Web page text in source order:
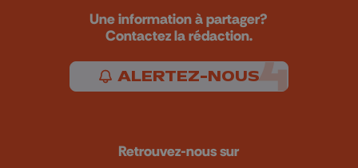
Une information à partager?
Contactez la rédaction.
ALERTEZ-NOUS
Retrouvez-nous sur